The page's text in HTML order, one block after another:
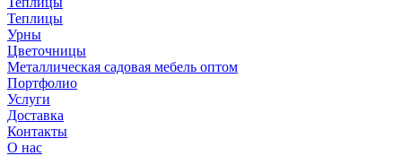
Теплицы
Урны
Цветочницы
Металлическая садовая мебель оптом
Портфолио
Услуги
Доставка
Контакты
О нас